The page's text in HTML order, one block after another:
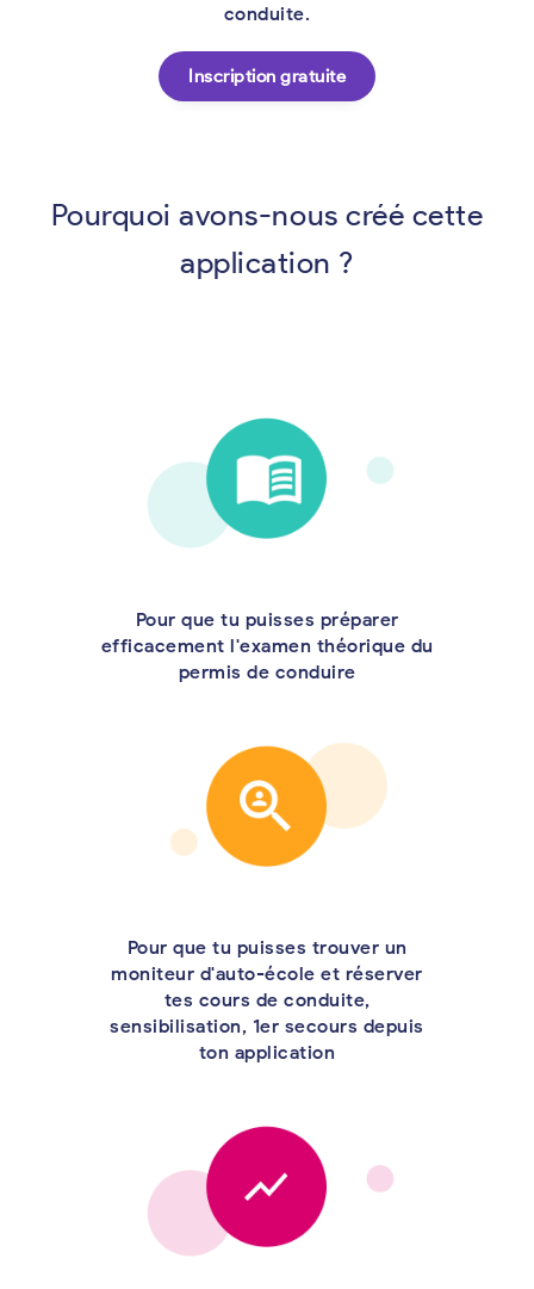
conduite.
Inscription gratuite
Pourquoi avons-nous créé cette
application ?
Pour que tu puisses préparer
efficacement l'examen théorique du
permis de conduire
Pour que tu puisses trouver un
moniteur d'auto-école et réserver
tes cours de conduite,
sensibilisation, 1er secours depuis
ton application